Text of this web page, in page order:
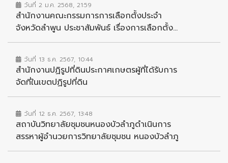
วันที่ 2 ม.ค. 2568, 21:59
สำนักงานคณะกรรมการการเลือกตั้งประจำ
จังหวัดลำพูน ประชาสัมพันธ์ เรื่องการเลือกตั้ง...
วันที่ 13 ธ.ค. 2567, 10:44
สำนักงานปฏิรูปที่ดินประกาศเกษตรผู้ที่ได้รับการ
จัดที่ในเขตปฏิรูปที่ดิน
วันที่ 12 ธ.ค. 2567, 13:48
สถาบันวิทยาลัยชุมชนหนองบัวลำภูดำเนินการ
สรรหาผู้อำนวยการวิทยาลัยชุมชน หนองบัวลำภู